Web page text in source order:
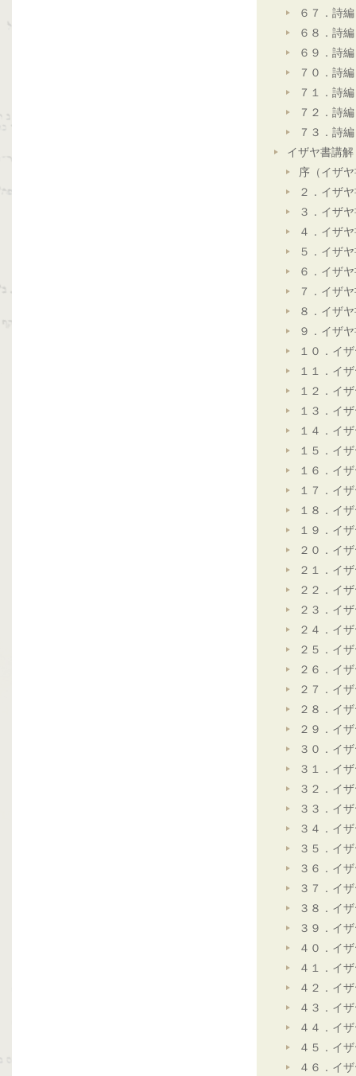
６７．詩
６８．詩
６９．詩
７０．詩
７１．詩
７２．詩
７３．詩
イザヤ書講解
序（イザ
２．イザ
３．イザ
４．イザ
５．イザ
６．イザ
７．イザ
８．イザ
９．イザ
１０．イ
１１．イ
１２．イ
１３．イ
１４．イ
１５．イ
１６．イ
１７．イ
１８．イ
１９．イ
２０．イ
２１．イ
２２．イ
２３．イ
２４．イ
２５．イ
２６．イ
２７．イ
２８．イ
２９．イ
３０．イ
３１．イ
３２．イ
３３．イ
３４．イ
３５．イ
３６．イ
３７．イ
３８．イ
３９．イ
４０．イ
４１．イ
４２．イ
４３．イ
４４．イ
４５．イ
４６．イ